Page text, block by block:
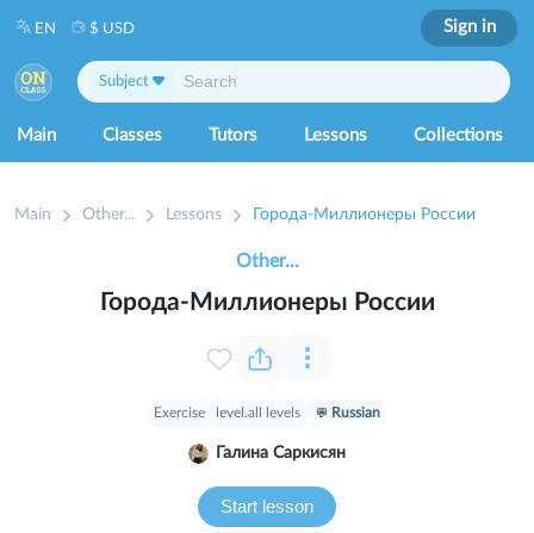
Main Classes Tutors Lessons Collections
Subject
EN $ USD Sign in
Main Other... Lessons Города-Миллионеры России
Города-Миллионеры России
Start lesson
Exercise level.all levels Russian
Галина Саркисян
Other...